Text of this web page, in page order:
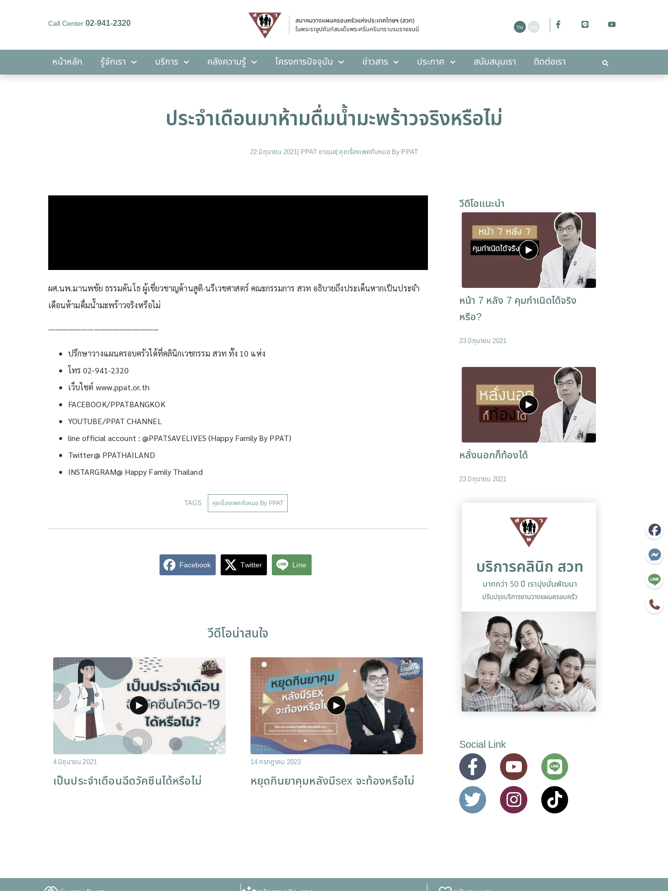
Call Center02-941-2320
หน้าหลัก รู้จักเรา บริการ คลังความรู้ โครงการปัจจุบัน ข่าวสาร ประกาศ สนับสนุนเรา ติดต่อเรา
คลังความรู้ โครงการปัจจุบัน สนับสนุนเรา
ประจำเดือนมาห้ามดื่มน้ำมะพร้าวจริงหรือไม่
22 มิถุนายน 2021| PPAT ชาแนล| คุยเรื่องเพศกับหมอ By PPAT
ผศ.นพ.มานพชัย ธรรมคันโธ ผู้เชี่ยวชาญด้านสูติ-นรีเวชศาสตร์ คณะกรรมการ สวท อธิบายถึงประเด็นหากเป็นประจำ
เดือนห้ามดื่มน้ำมะพร้าวจริงหรือไม่
—————————————————
ปรึกษาวางแผนครอบครัวได้ที่คลินิกเวชกรรม สวท ทั้ง 10 แห่ง
โทร 02-941-2320
เว็บไซต์ www.ppat.or.th
FACEBOOK/PPATBANGKOK
YOUTUBE/PPAT CHANNEL
line official account : @PPATSAVELIVES (Happy Family By PPAT)
Twitter@ PPATHAILAND
INSTARGRAM@ Happy Family Thailand
TAGS คุยเรื่องเพศกับหมอ By PPAT
Facebook Twitter Line
วีดีโอน่าสนใจ
4 มิถุนายน 2021
เป็นประจำเดือนฉีดวัคซีนได้หรือไม่
14 กรกฎาคม 2023
หยุดกินยาคุมหลังมีsex จะท้องหรือไม่
วีดีโอแนะนำ
หน้า 7 หลัง 7 คุมกำเนิดได้จริง
หรือ?
23 มิถุนายน 2021
หลั่งนอกก็ท้องได้
23 มิถุนายน 2021
Social Link